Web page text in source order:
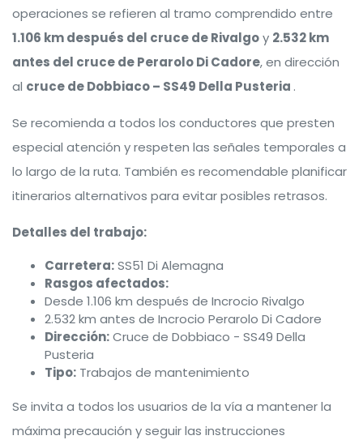
operaciones se refieren al tramo comprendido entre
1.106 km después del cruce de Rivalgoy 2.532 km
antes del cruce de Perarolo Di Cadore, en dirección
al cruce de Dobbiaco – SS49 Della Pusteria .
Se recomienda a todos los conductores que presten
especial atención y respeten las señales temporales a
lo largo de la ruta. También es recomendable planificar
itinerarios alternativos para evitar posibles retrasos.
Detalles del trabajo:
Carretera:SS51 Di Alemagna
Rasgos afectados:
Desde 1.106 km después de Incrocio Rivalgo
2.532 km antes de Incrocio Perarolo Di Cadore
Dirección:Cruce de Dobbiaco - SS49 Della
Pusteria
Tipo: Trabajos de mantenimiento
Se invita a todos los usuarios de la vía a mantener la
máxima precaución y seguir las instrucciones